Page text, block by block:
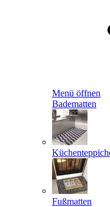
Menü öffnen
Badematten
Fußmatten